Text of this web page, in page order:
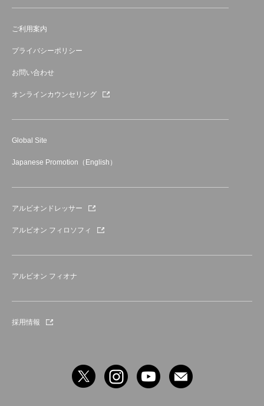
ご利用案内
プライバシーポリシー
お問い合わせ
オンラインカウンセリング
Global Site
Japanese Promotion（English）
アルビオンドレッサー
アルビオン フィロソフィ
アルビオン フィオナ
採用情報